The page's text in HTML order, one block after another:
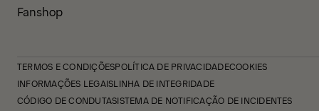
Fanshop
TERMOS E CONDIÇÕESPOLÍTICA DE PRIVACIDADECOOKIES
INFORMAÇÕES LEGAISLINHA DE INTEGRIDADE
CÓDIGO DE CONDUTASISTEMA DE NOTIFICAÇÃO DE INCIDENTES